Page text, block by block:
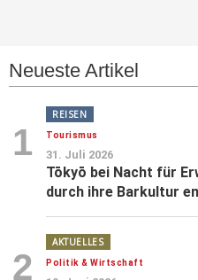
Neueste Artikel
1
REISEN
Tourismus
31. Juli 2026
Tōkyō bei Nacht für
durch ihre Barkultur
2
AKTUELLES
Politik & Wirtschaft